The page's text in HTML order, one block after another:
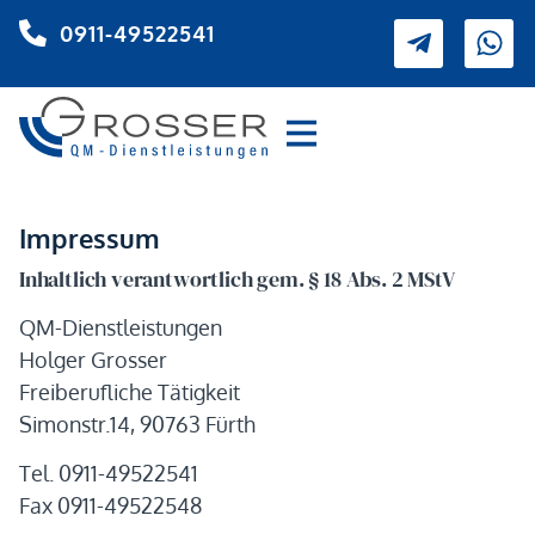
0911-49522541
Impressum
Inhaltlich verantwortlich gem. § 18 Abs. 2 MStV
QM-Dienstleistungen
Holger Grosser
Freiberufliche Tätigkeit
Simonstr.14, 90763 Fürth
Tel. 0911-49522541
Fax 0911-49522548